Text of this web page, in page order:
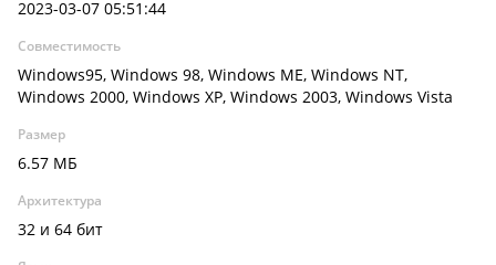
2023-03-07 05:51:44
Совместимость
Windows95, Windows 98, Windows ME, Windows NT,
Windows 2000, Windows XP, Windows 2003, Windows Vista
Размер
6.57 МБ
Архитектура
32 и 64 бит